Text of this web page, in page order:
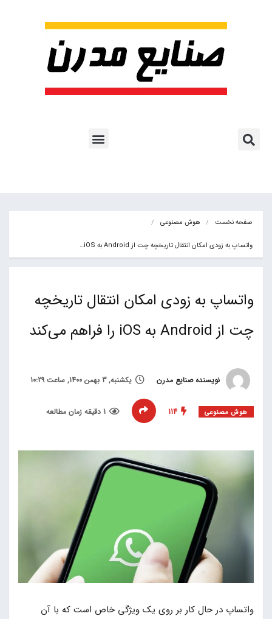
صفحه نخست هوش مصنوعی
واتساپ به زودی امکان انتقال تاریخچه چت‌ از Android به iOS…
واتساپ به زودی امکان انتقال تاریخچه
چت‌ از Android به iOS را فراهم می‌کند
نویسنده صنایع مدرن یکشنبه, 3 بهمن 1400, ساعت 10:29
هوش مصنوعی 114 1 دقیقه زمان مطالعه
واتساپ در حال کار بر روی یک ویژگی خاص است که با آن